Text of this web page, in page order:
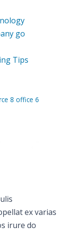
go
Tips
8 office 6
ex varias
irure do